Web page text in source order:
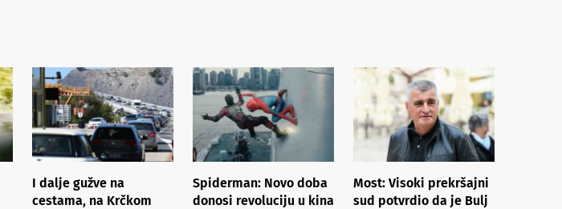
I dalje gužve na
cestama, na Krčkom
Spiderman: Novo doba
donosi revoluciju u kina
Most: Visoki prekršajni
sud potvrdio da je Bulj